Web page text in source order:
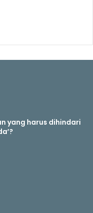
yang harus dihindari